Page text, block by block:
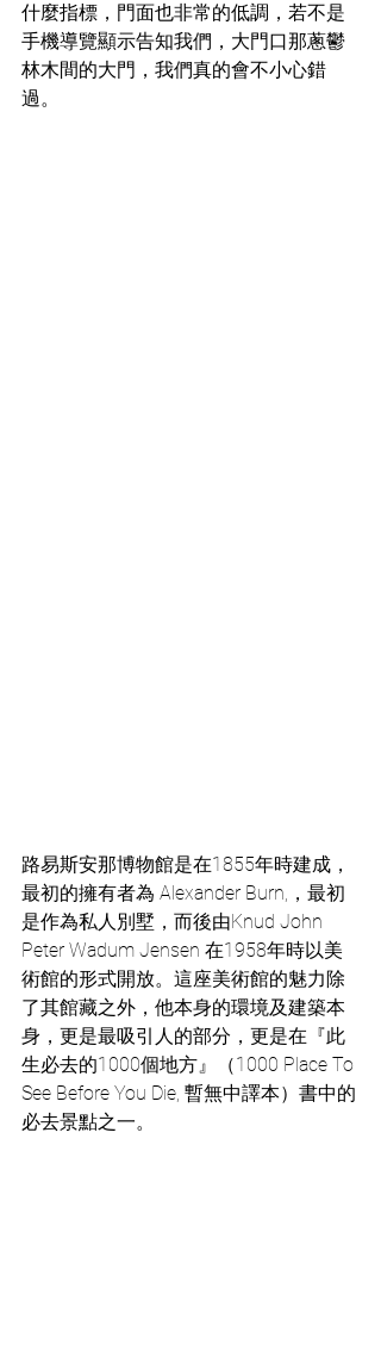
什麼指標，門面也非常的低調，若不是
手機導覽顯示告知我們，大門口那蔥鬱
林木間的大門，我們真的會不小心錯
過。
路易斯安那博物館是在1855年時建成，
最初的擁有者為 Alexander Burn,，最初
是作為私人別墅，而後由Knud John
Peter Wadum Jensen 在1958年時以美
術館的形式開放。這座美術館的魅力除
了其館藏之外，他本身的環境及建築本
身，更是最吸引人的部分，更是在『此
生必去的1000個地方』（1000 Place To
See Before You Die, 暫無中譯本）書中的
必去景點之一。